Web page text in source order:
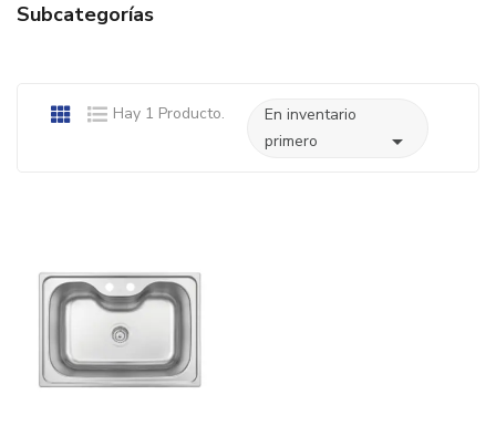
Subcategorías
Hay 1 Producto.
En inventario
primero
